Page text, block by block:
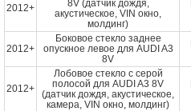
2012+
8V (датчик дождя,
акустическое, VIN окно,
молдинг)
2012+
Боковое стекло заднее
опускное левое для AUDI A3
8V
2012+
Лобовое стекло с серой
полосой для AUDI A3 8V
(датчик дождя, акустическое,
камера, VIN окно, молдинг)